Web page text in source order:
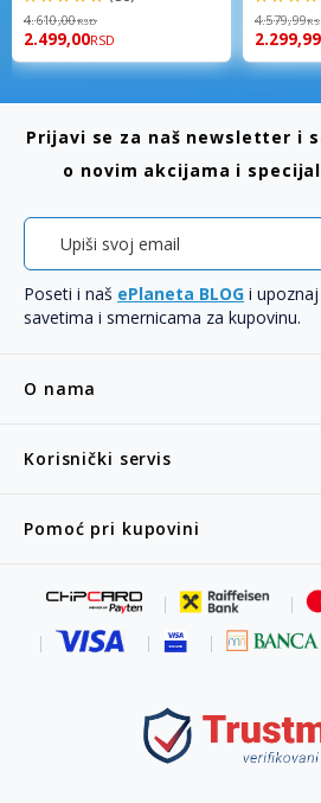
98%
4.610,00RSD
2.499,00RSD
96%
4.579,99
2.299,99
O nama
Korisnički servis
Pomoć pri kupovini
Prijavi se za naš newsletter i
o novim akcijama i
Poseti i naš ePlaneta BLOG i
savetima i smernicama za kupovinu.